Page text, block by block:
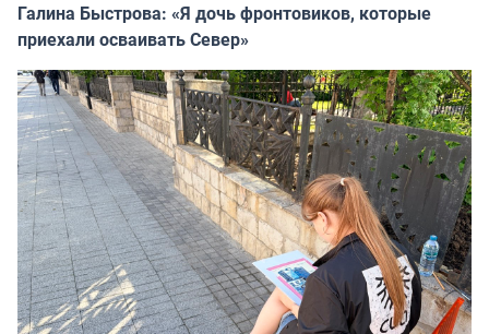
Галина Быстрова: «Я дочь фронтовиков, которые
приехали осваивать Север»